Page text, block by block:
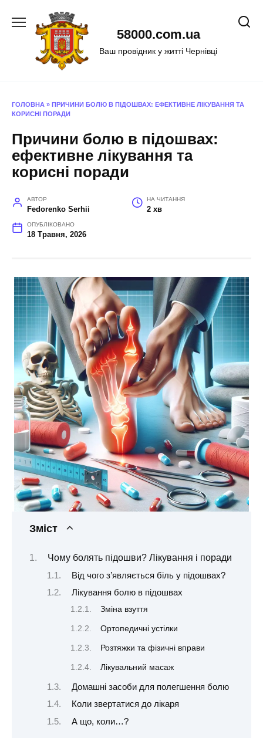
58000.com.ua
Ваш провідник у житті Чернівці
ГОЛОВНА » ПРИЧИНИ БОЛЮ В ПІДОШВАХ: ЕФЕКТИВНЕ ЛІКУВАННЯ ТА
КОРИСНІ ПОРАДИ
Причини болю в підошвах:
ефективне лікування та
корисні поради
АВТОР
Fedorenko Serhii
НА ЧИТАННЯ
2 хв
ОПУБЛІКОВАНО
18 Травня, 2026
Зміст
Чому болять підошви? Лікування і поради
Від чого з’являється біль у підошвах?
Лікування болю в підошвах
Зміна взуття
Ортопедичні устілки
Розтяжки та фізичні вправи
Лікувальний масаж
Домашні засоби для полегшення болю
Коли звертатися до лікаря
А що, коли…?